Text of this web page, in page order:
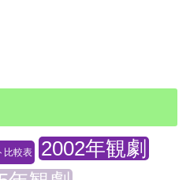
比較表 2002年観劇